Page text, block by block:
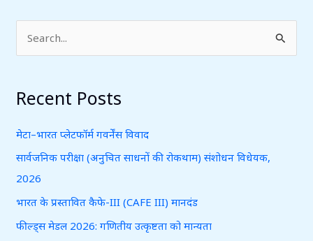
r
h
f
o
r
Recent Posts
मेटा–भारत प्लेटफॉर्म गवर्नेंस विवाद
सार्वजनिक परीक्षा (अनुचित साधनों की रोकथाम) संशोधन विधेयक,
2026
भारत के प्रस्तावित कैफे-III (CAFE III) मानदंड
फील्ड्स मेडल 2026: गणितीय उत्कृष्टता को मान्यता